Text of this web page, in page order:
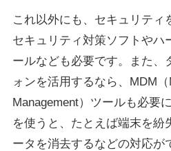
これ以外にも、セキュリティ
セキュリティ対策ソフトやハ
ールなども必要です。また、
ォンを活用するなら、MDM
Management）ツールも必要
を使うと、たとえば端末を紛
ータを消去するなどの対応が